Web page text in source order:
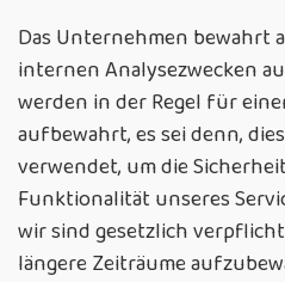
Das Unternehmen bewahrt
internen Analysezwecken
werden in der Regel für
aufbewahrt, es sei denn,
verwendet, um die
Funktionalität unseres
wir sind gesetzlich
längere Zeiträume